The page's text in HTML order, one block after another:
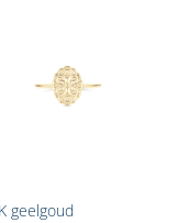
geelgoud